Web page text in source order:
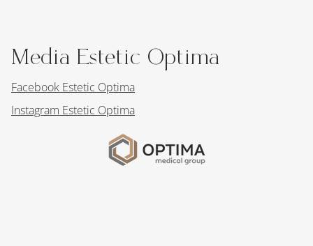
Media Estetic Optima
Facebook Estetic Optima
Instagram Estetic Optima